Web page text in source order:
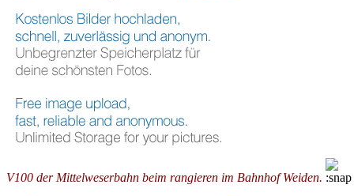
V100 der Mittelweserbahn beim rangieren im Bahnhof Weiden.